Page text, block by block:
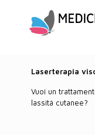
Laserterapia
Vuoi un
lassità cutanee?